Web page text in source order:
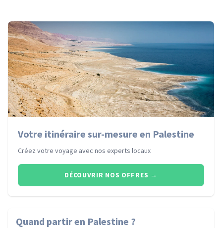
Votre itinéraire sur-mesure en Palestine
Créez votre voyage avec nos experts locaux
DÉCOUVRIR NOS OFFRES →
Quand partiren Palestine ?